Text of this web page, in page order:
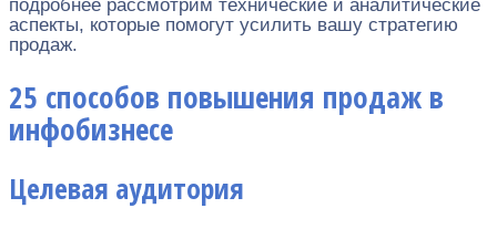
подробнее рассмотрим технические и аналитические
аспекты, которые помогут усилить вашу стратегию
продаж.
25 способов повышения продаж в
инфобизнесе
Целевая аудитория